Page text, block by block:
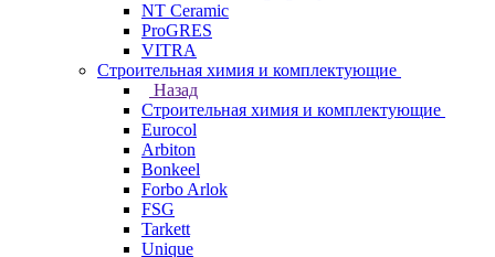
NT Ceramic
ProGRES
VITRA
Строительная химия и комплектующие
Назад
Строительная химия и комплектующие
Eurocol
Arbiton
Bonkeel
Forbo Arlok
FSG
Tarkett
Unique